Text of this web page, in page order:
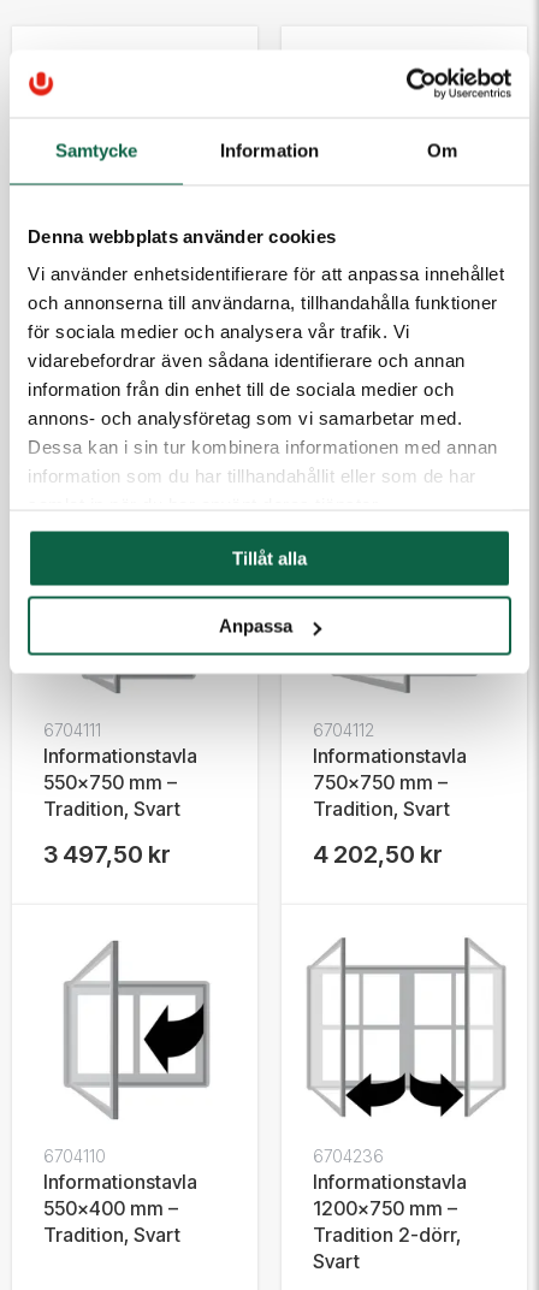
Samtycke Information Om
Denna webbplats använder cookies
Vi använder enhetsidentifierare för att anpassa innehållet
och annonserna till användarna, tillhandahålla funktioner
för sociala medier och analysera vår trafik. Vi
vidarebefordrar även sådana identifierare och annan
information från din enhet till de sociala medier och
annons- och analysföretag som vi samarbetar med.
Dessa kan i sin tur kombinera informationen med annan
information som du har tillhandahållit eller som de har
Tillåt alla
Anpassa
6704237
Informationstavla
1400x1050 mm –
Tradition 2-dörr,
Svart
10 387,50 kr
980x830 mm –
5 227,50 kr
6704111
Informationstavla
550x750 mm –
Tradition, Svart
3 497,50 kr
6704112
Informationstavla
750x750 mm –
Tradition, Svart
4 202,50 kr
6704110
Informationstavla
550x400 mm –
Tradition, Svart
6704236
Informationstavla
1200x750 mm –
Tradition 2-dörr,
Svart